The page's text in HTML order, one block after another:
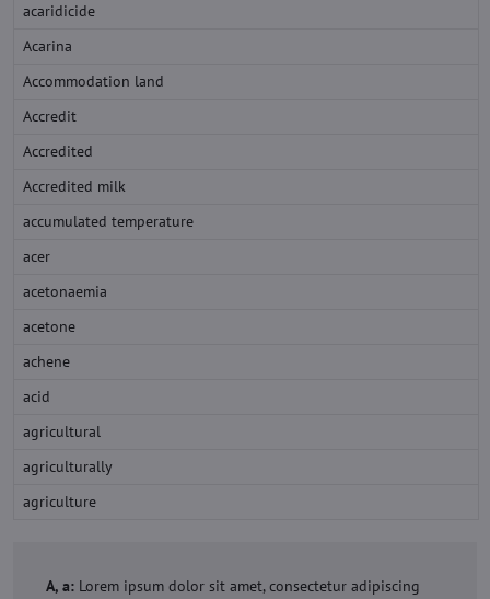
acaridicide
Acarina
Accommodation land
Accredit
Accredited
Accredited milk
accumulated temperature
acer
acetonaemia
acetone
achene
acid
agricultural
agriculturally
agriculture
A, a: Lorem ipsum dolor sit amet, consectetur adipiscing